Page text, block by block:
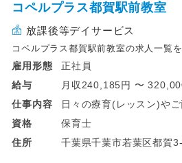
コペルプラス都賀駅前教室
放課後等デイサービス
コペルプラス都賀駅前教室の求人一覧
雇用形態
正社員
給与
月収240,185円 〜
仕事内容 日々の療育(レッスン)や
・個別支援計画をもとにし
資格
保育士
住所
千葉県千葉市若葉区都賀